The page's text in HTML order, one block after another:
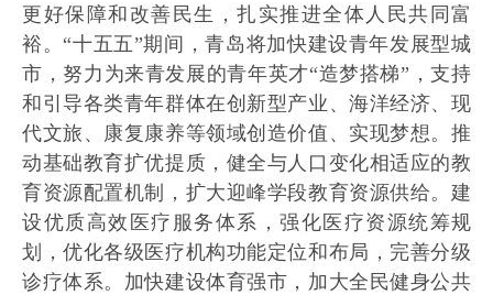
更好保障和改善民生，扎实推进全体人民共同富
裕。“十五五”期间，青岛将加快建设青年发展型城
市，努力为来青发展的青年英才“造梦搭梯”，支持
和引导各类青年群体在创新型产业、海洋经济、现
代文旅、康复康养等领域创造价值、实现梦想。推
动基础教育扩优提质，健全与人口变化相适应的教
育资源配置机制，扩大迎峰学段教育资源供给。建
设优质高效医疗服务体系，强化医疗资源统筹规
划，优化各级医疗机构功能定位和布局，完善分级
诊疗体系。加快建设体育强市，加大全民健身公共